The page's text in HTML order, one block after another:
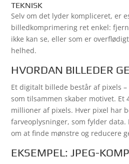
TEKNISK
Selv om det lyder kompliceret, er
billedkomprimering ret enkel:
ikke kan se, eller som er
helhed.
HVORDAN BILLEDER
Et digitalt billede består af pixels
som tilsammen skaber motivet. Et
millioner af pixels. Hver pixel har
farveoplysninger, som fylder
om at finde mønstre og reducere
EKSEMPEL: JPEG-